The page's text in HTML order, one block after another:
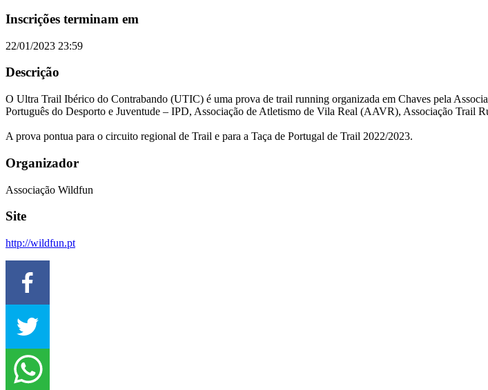
Inscrições terminam em
22/01/2023 23:59
Descrição
O Ultra Trail Ibérico do Contrabando (UTIC) é uma prova de trail running organizada em Chaves pela
Português do Desporto e Juventude – IPD, Associação de Atletismo de Vila Real (AAVR), Associação Trail
A prova pontua para o circuito regional de Trail e para a Taça de Portugal de Trail 2022/2023.
Organizador
Associação Wildfun
Site
http://wildfun.pt